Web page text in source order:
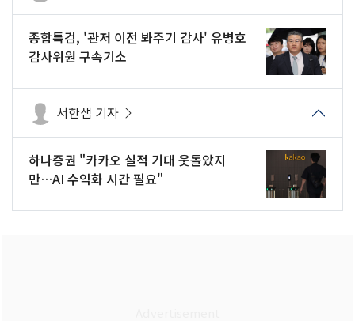
종합특검, '관저 이전 봐주기 감사' 유병호
감사위원 구속기소
서한샘 기자
하나증권 "카카오 실적 기대 웃돌았지
만…AI 수익화 시간 필요"